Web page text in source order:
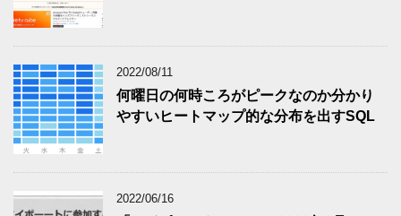
2022/08/11
何曜日の何時ころがピークなのか分かり
やすいヒートマップ的な分布を出すSQL
2022/06/16